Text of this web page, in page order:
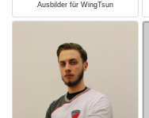
Ausbilder für WingTsun